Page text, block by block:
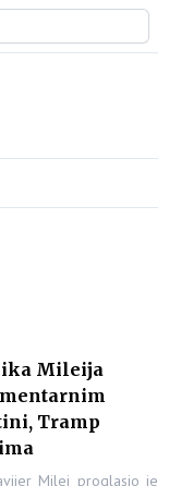
Mileija
Tramp
Milei proglasio je